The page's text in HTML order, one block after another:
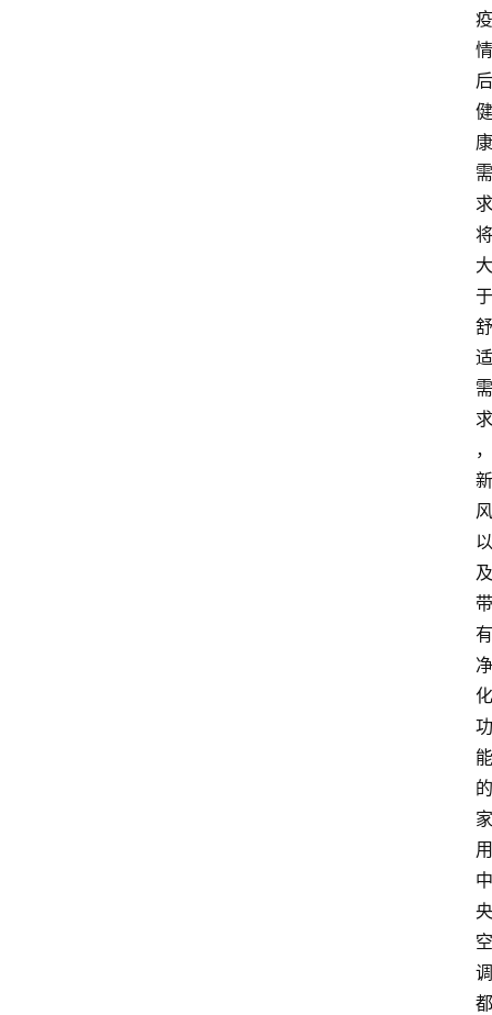
疫
情
后
健
康
需
求
将
大
于
舒
适
需
求
，
新
风
以
及
带
有
净
化
功
能
的
家
用
中
央
空
调
都